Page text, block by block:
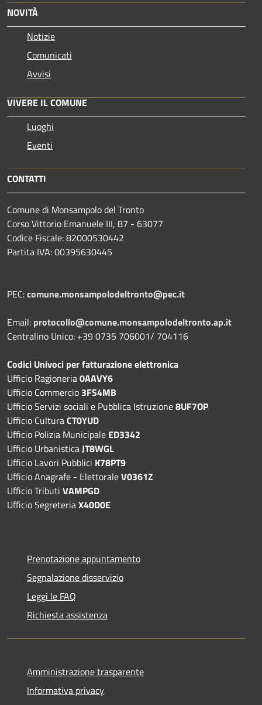
NOVITÀ
Notizie
Comunicati
Avvisi
VIVERE IL COMUNE
Luoghi
Eventi
CONTATTI
Comune di Monsampolo del Tronto
Corso Vittorio Emanuele III, 87 - 63077
Codice Fiscale: 82000530442
Partita IVA: 00395630445
PEC:comune.monsampolodeltronto@pec.it
Email: protocollo@comune.monsampolodeltronto.ap.it
Centralino Unico: +39 0735 706001/ 704116
Codici Univoci per fatturazione elettronica
Ufficio Ragioneria0AAVY6
Ufficio Commercio 3FS4MB
Ufficio Servizi sociali e Pubblica Istruzione8UF7OP
Ufficio CulturaCT0YUD
Ufficio Polizia Municipale ED3342
Ufficio UrbanisticaJT8WGL
Ufficio Lavori Pubblici K78PT9
Ufficio Anagrafe - ElettoraleV0361Z
Ufficio Tributi VAMPGD
Ufficio SegreteriaX40D0E
Prenotazione appuntamento
Segnalazione disservizio
Leggi le FAQ
Richiesta assistenza
Amministrazione trasparente
Informativa privacy